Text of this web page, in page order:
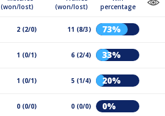
(won/lost)
(won/lost)
percentage
2 (2/0) 11 (8/3) 73%
1 (0/1) 6 (2/4) 33%
1 (0/1) 5 (1/4) 20%
0 (0/0) 0 (0/0) 0%